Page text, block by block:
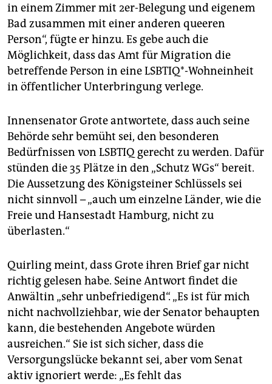
in einem Zimmer mit 2er-Belegung und eigenem
Bad zusammen mit einer anderen queeren
Person“, fügte er hinzu. Es gebe auch die
Möglichkeit, dass das Amt für Migration die
betreffende Person in eine LSBTIQ*-Wohneinheit
in öffentlicher Unterbringung verlege.
Innensenator Grote antwortete, dass auch seine
Behörde sehr bemüht sei, den besonderen
Bedürfnissen von LSBTIQ gerecht zu werden. Dafür
stünden die 35 Plätze in den „Schutz WGs“ bereit.
Die Aussetzung des Königsteiner Schlüssels sei
nicht sinnvoll – „auch um einzelne Länder, wie die
Freie und Hansestadt Hamburg, nicht zu
überlasten.“
Quirling meint, dass Grote ihren Brief gar nicht
richtig gelesen habe. Seine Antwort findet die
Anwältin „sehr unbefriedigend“. „Es ist für mich
nicht nachvollziehbar, wie der Senator behaupten
kann, die bestehenden Angebote würden
ausreichen.“ Sie ist sich sicher, dass die
Versorgungslücke bekannt sei, aber vom Senat
aktiv ignoriert werde: „Es fehlt das